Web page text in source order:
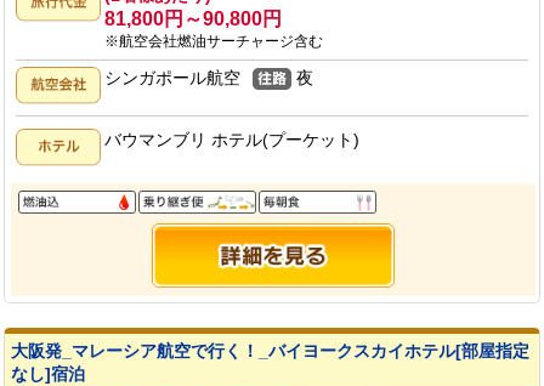
81,800円～90,800円
※航空会社燃油サーチャージ含む
シンガポール航空 夜
バウマンブリ ホテル(プーケット)
大阪発_マレーシア航空で行く！_バイヨークスカイホテル[部屋指定
なし]宿泊